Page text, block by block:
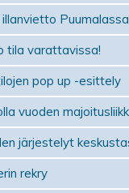
Puumalassa
tila varattavissa!
pop up -esittely
vuoden
järjestelyt
rekry